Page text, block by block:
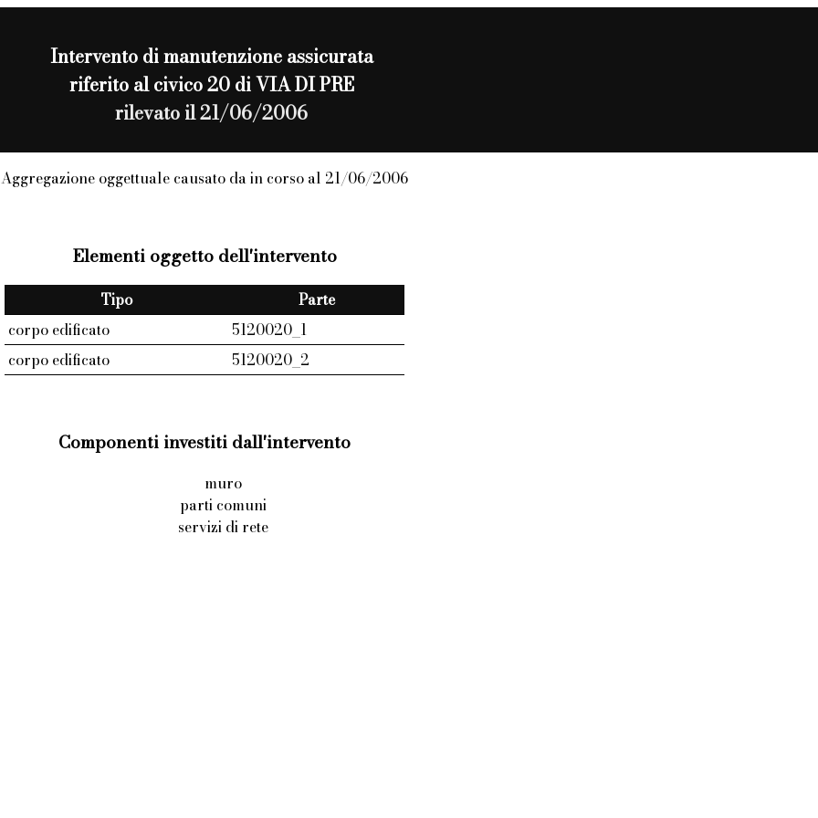
Intervento dimanutenzione assicurata
riferito al civico 20 di VIA DI PRE
rilevato il 21/06/2006
Aggregazione oggettuale causato da in corso al 21/06/2006
Elementi oggetto dell'intervento
Tipo
Parte
corpo edificato
5120020_1
corpo edificato
5120020_2
Componenti investiti dall'intervento
muro
parti comuni
servizi di rete